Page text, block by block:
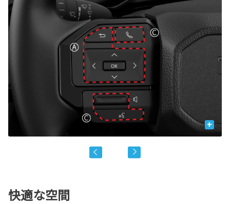
+
快適な空間